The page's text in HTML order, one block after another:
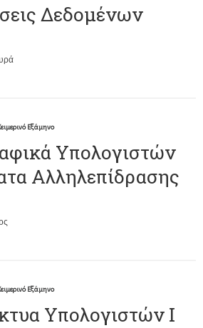
Δεδομένων
Εξάμηνο
Υπολογιστών
Αλληλεπίδρασης
Εξάμηνο
Υπολογιστών Ι